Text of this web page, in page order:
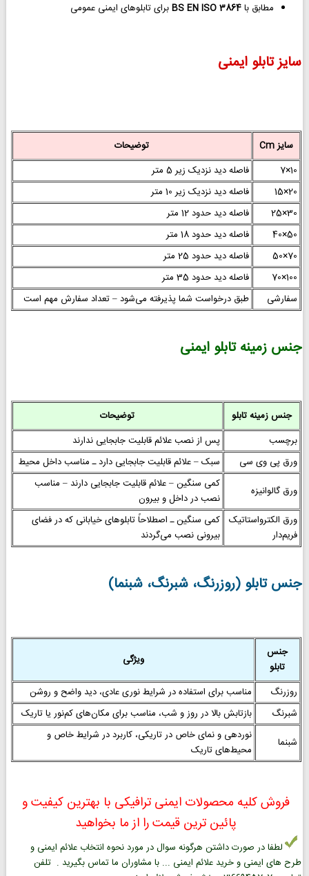
مطابق باBS EN ISO 3864برای تابلوهای ایمنی عمومی
سایز تابلو ایمنی
سایز Cm
توضیحات
10×7
فاصله دید نزدیک زیر 5 متر
20×15
فاصله دید نزدیک زیر 10 متر
30×25
فاصله دید حدود 12 متر
50×40
فاصله دید حدود 18 متر
70×50
فاصله دید حدود 25 متر
100×70
فاصله دید حدود 35 متر
سفارشی
طبق درخواست شما پذیرفته می‌شود – تعداد سفارش مهم است
جنس زمینه تابلو ایمنی
جنس زمینه تابلو
توضیحات
برچسب
پس از نصب علائم قابلیت جابجایی ندارند
ورق پی وی سی
سبک – علائم قابلیت جابجایی دارد ـ مناسب داخل محیط
ورق گالوانیزه
کمی سنگین – علائم قابلیت جابجایی دارند – مناسب
نصب در داخل و بیرون
ورق الکترواستاتیک
فریم‌دار
کمی سنگین ـ اصطلاحاً تابلوهای خیابانی که در فضای
بیرونی نصب می‌گردند
جنس تابلو (روزرنگ، شبرنگ، شبنما)
جنس
تابلو
ویژگی
روزرنگ
مناسب برای استفاده در شرایط نوری عادی، دید واضح و روشن
شبرنگ
بازتابش بالا در روز و شب، مناسب برای مکان‌های کم‌نور یا تاریک
شبنما
نوردهی و نمای خاص در تاریکی، کاربرد در شرایط خاص و
محیط‌های تاریک
فروش کلیه محصولات ایمنی ترافیکی با بهترین کیفیت و
پائین ترین قیمت را از ما بخواهید
لطفا در صورت داشتن هرگونه سوال در مورد نحوه انتخاب علائم ایمنی و
طرح های ایمنی و خرید علائم ایمنی ... با مشاوران ما تماس بگیرید . تلفن